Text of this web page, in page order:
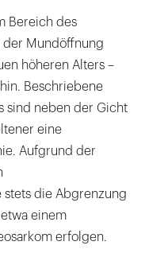
Bereich des
der Mundöffnung
höheren Alters –
Beschriebene
sind neben der Gicht
eine
Aufgrund der
stets die Abgrenzung
einem
erfolgen.